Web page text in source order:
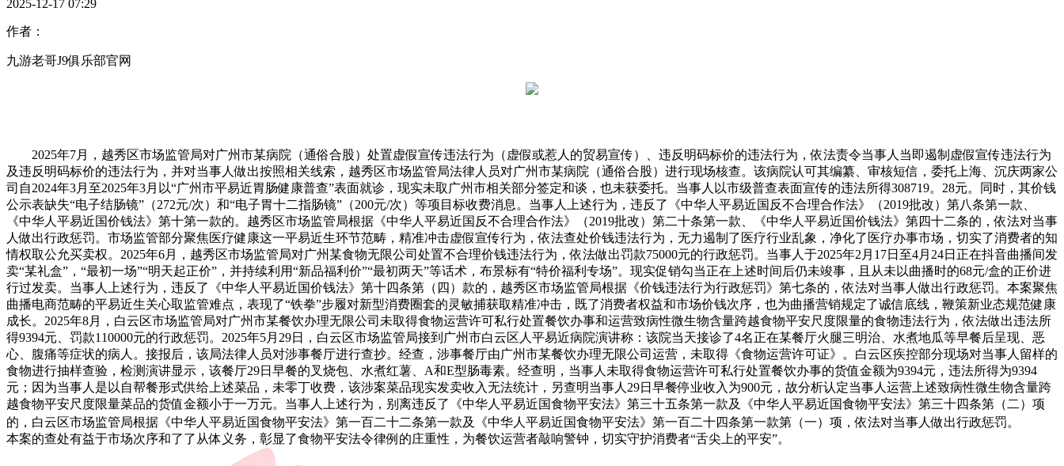
2025-12-17 07:29
作者：
九游老哥J9俱乐部官网
2025年7月，越秀区市场监管局对广州市某病院（通俗合股）处置虚假宣传违法行为（虚假或惹人的贸易宣传）、违反明码标价的违法行为，依法责令当事人当即遏制虚假宣传违法行为
及违反明码标价的违法行为，并对当事人做出按照相关线索，越秀区市场监管局法律人员对广州市某病院（通俗合股）进行现场核查。该病院认可其编纂、审核短信，委托上海、沉庆两家公
司自2024年3月至2025年3月以“广州市平易近胃肠健康普查”表面就诊，现实未取广州市相关部分签定和谈，也未获委托。当事人以市级普查表面宣传的违法所得308719。28元。同时，其价钱
公示表缺失“电子结肠镜”（272元/次）和“电子胃十二指肠镜”（200元/次）等项目标收费消息。当事人上述行为，违反了《中华人平易近国反不合理合作法》（2019批改）第八条第一款、
《中华人平易近国价钱法》第十第一款的。越秀区市场监管局根据《中华人平易近国反不合理合作法》（2019批改）第二十条第一款、《中华人平易近国价钱法》第四十二条的，依法对当事
人做出行政惩罚。市场监管部分聚焦医疗健康这一平易近生环节范畴，精准冲击虚假宣传行为，依法查处价钱违法行为，无力遏制了医疗行业乱象，净化了医疗办事市场，切实了消费者的知
情权取公允买卖权。2025年6月，越秀区市场监管局对广州某食物无限公司处置不合理价钱违法行为，依法做出罚款75000元的行政惩罚。当事人于2025年2月17日至4月24日正在抖音曲播间发
卖“某礼盒”，“最初一场”“明天起正价”，并持续利用“新品福利价”“最初两天”等话术，布景标有“特价福利专场”。现实促销勾当正在上述时间后仍未竣事，且从未以曲播时的68元/盒的正价进
行过发卖。当事人上述行为，违反了《中华人平易近国价钱法》第十四条第（四）款的，越秀区市场监管局根据《价钱违法行为行政惩罚》第七条的，依法对当事人做出行政惩罚。本案聚焦
曲播电商范畴的平易近生关心取监管难点，表现了“铁拳”步履对新型消费圈套的灵敏捕获取精准冲击，既了消费者权益和市场价钱次序，也为曲播营销规定了诚信底线，鞭策新业态规范健康
成长。2025年8月，白云区市场监管局对广州市某餐饮办理无限公司未取得食物运营许可私行处置餐饮办事和运营致病性微生物含量跨越食物平安尺度限量的食物违法行为，依法做出违法所
得9394元、罚款110000元的行政惩罚。2025年5月29日，白云区市场监管局接到广州市白云区人平易近病院演讲称：该院当天接诊了4名正在某餐厅火腿三明治、水煮地瓜等早餐后呈现、恶
心、腹痛等症状的病人。接报后，该局法律人员对涉事餐厅进行查抄。经查，涉事餐厅由广州市某餐饮办理无限公司运营，未取得《食物运营许可证》。白云区疾控部分现场对当事人留样的
食物进行抽样查验，检测演讲显示，该餐厅29日早餐的叉烧包、水煮红薯、A和E型肠毒素。经查明，当事人未取得食物运营许可私行处置餐饮办事的货值金额为9394元，违法所得为9394
元；因为当事人是以自帮餐形式供给上述菜品，未零丁收费，该涉案菜品现实发卖收入无法统计，另查明当事人29日早餐停业收入为900元，故分析认定当事人运营上述致病性微生物含量跨
越食物平安尺度限量菜品的货值金额小于一万元。当事人上述行为，别离违反了《中华人平易近国食物平安法》第三十五条第一款及《中华人平易近国食物平安法》第三十四条第（二）项
的，白云区市场监管局根据《中华人平易近国食物平安法》第一百二十二条第一款及《中华人平易近国食物平安法》第一百二十四条第一款第（一）项，依法对当事人做出行政惩罚。
本案的查处有益于市场次序和了了从体义务，彰显了食物平安法令律例的庄重性，为餐饮运营者敲响警钟，切实守护消费者“舌尖上的平安”。